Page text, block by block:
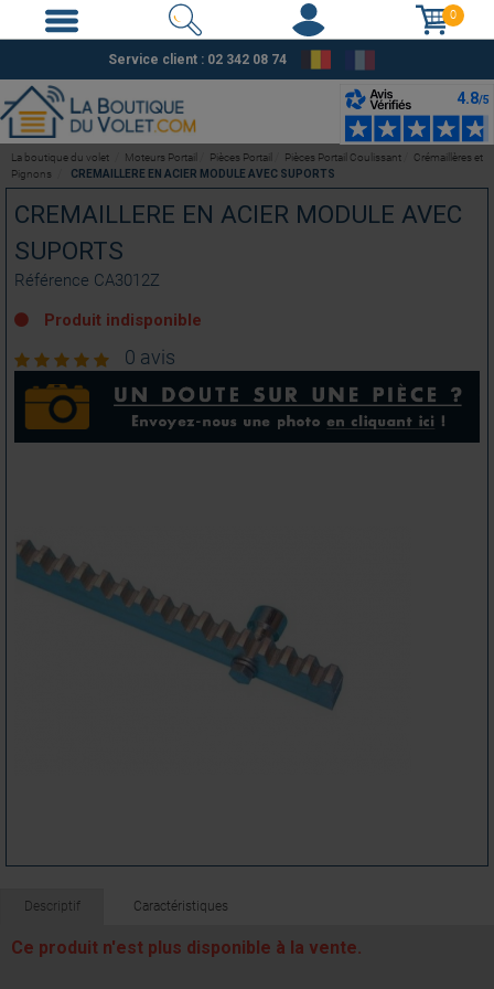
0
Service client : 02 342 08 74
CREMAILLERE EN ACIER MODULE AVEC
SUPORTS
Référence CA3012Z
Produit indisponible
0 avis
Descriptif Caractéristiques
Ce produit n'est plus disponible à la vente.
La boutique du volet Moteurs Portail Pièces Portail Pièces Portail Coulissant
Crémaillères et
Pignons
CREMAILLERE EN ACIER MODULE AVEC SUPORTS